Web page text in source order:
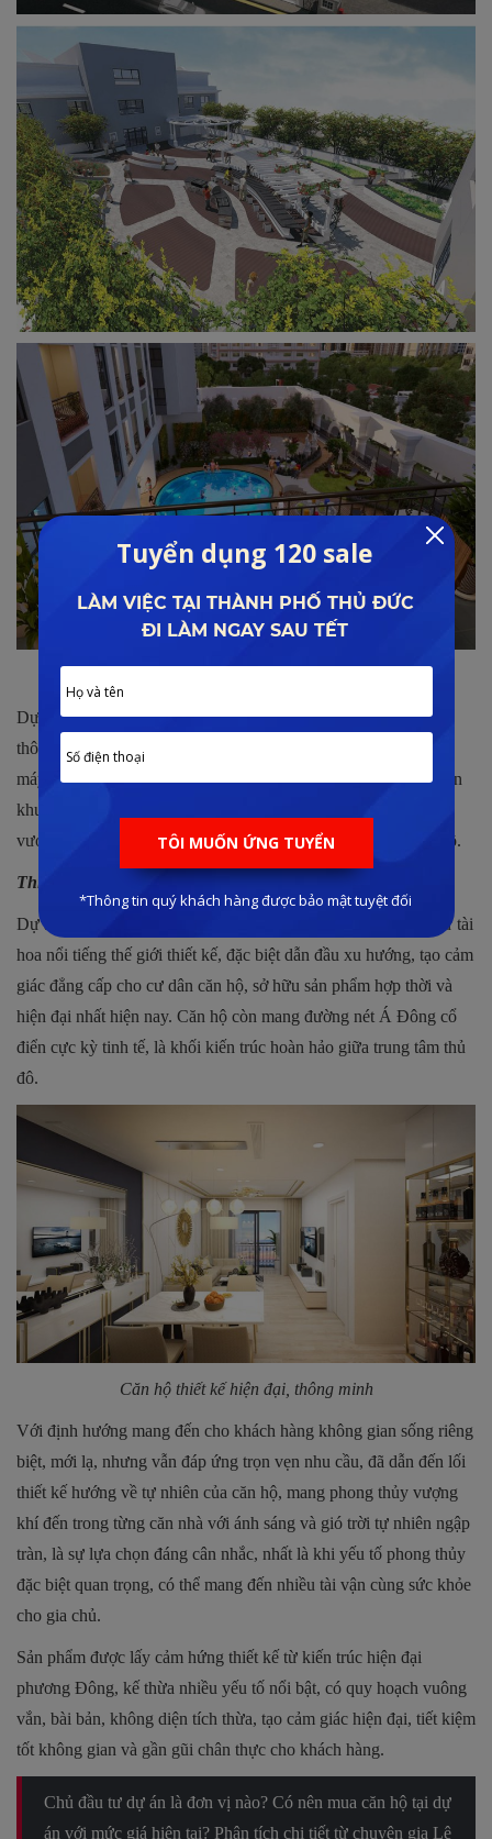
Dự án còn được trang bị hệ thống quản lý – vận hành cực kỳ
thông minh, khiến không gian sống hoàn hảo hơn như là thang
máy, an ninh, phòng cháy chữa cháy, hầm đỗ xe,… kiến tạo nên
khu chung cư không chỉ hiện đại cao cấp mà còn thông minh
vượt bậc, là nơi đáng sống dành cho cư dân tinh hoa của thủ đô.
Thiết kế dẫn đầu xu hướng của Florence Mỹ Đình
Dự án có phong cách thiết kế hiện đại, được nhiều kiến trúc sư tài
hoa nổi tiếng thế giới thiết kế, đặc biệt dẫn đầu xu hướng, tạo cảm
giác đẳng cấp cho cư dân căn hộ, sở hữu sản phẩm hợp thời và
hiện đại nhất hiện nay. Căn hộ còn mang đường nét Á Đông cổ
điển cực kỳ tinh tế, là khối kiến trúc hoàn hảo giữa trung tâm thủ
đô.
Căn hộ thiết kế hiện đại, thông minh
Với định hướng mang đến cho khách hàng không gian sống riêng
biệt, mới lạ, nhưng vẫn đáp ứng trọn vẹn nhu cầu, đã dẫn đến lối
thiết kế hướng về tự nhiên của căn hộ, mang phong thủy vượng
khí đến trong từng căn nhà với ánh sáng và gió trời tự nhiên ngập
tràn, là sự lựa chọn đáng cân nhắc, nhất là khi yếu tố phong thủy
đặc biệt quan trọng, có thể mang đến nhiều tài vận cùng sức khỏe
cho gia chủ.
Sản phẩm được lấy cảm hứng thiết kế từ kiến trúc hiện đại
phương Đông, kế thừa nhiều yếu tố nổi bật, có quy hoạch vuông
vắn, bài bản, không diện tích thừa, tạo cảm giác hiện đại, tiết kiệm
tốt không gian và gần gũi chân thực cho khách hàng.
Chủ đầu tư dự án là đơn vị nào? Có nên mua căn hộ tại dự
án với mức giá hiện tại? Phân tích chi tiết từ chuyên gia Lê